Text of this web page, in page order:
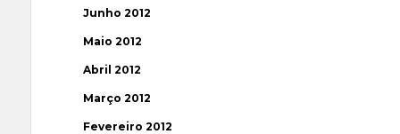
Junho 2012
Maio 2012
Abril 2012
Março 2012
Fevereiro 2012